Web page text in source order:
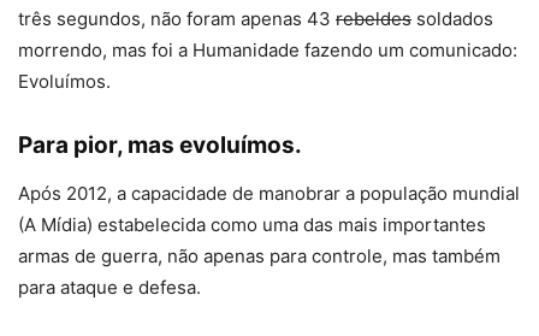
três segundos, não foram apenas 43 rebeldes soldados
morrendo, mas foi a Humanidade fazendo um comunicado:
Evoluímos.
Para pior, mas evoluímos.
Após 2012, a capacidade de manobrar a população mundial
(A Mídia) estabelecida como uma das mais importantes
armas de guerra, não apenas para controle, mas também
para ataque e defesa.